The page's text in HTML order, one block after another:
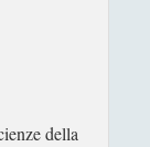
sulla pelle
allows the
della